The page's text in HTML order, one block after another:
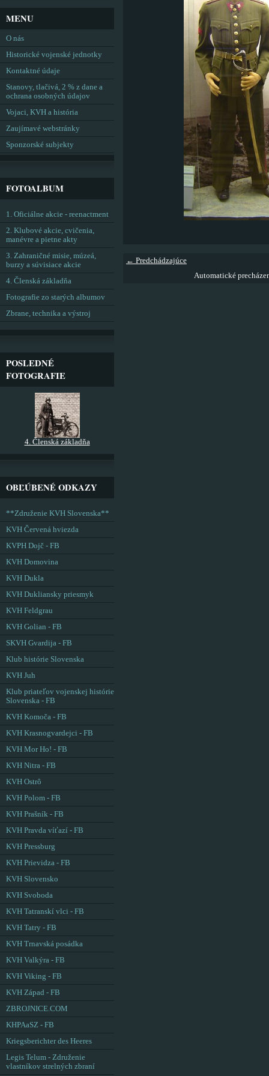
← Predchádzajúce
Automatické
MENU
O nás
Historické vojenské jednotky
Kontaktné údaje
Stanovy, tlačivá, 2 % z dane a
ochrana osobných údajov
Vojaci, KVH a história
Zaujímavé webstránky
Sponzorské subjekty
FOTOALBUM
1. Oficiálne akcie - reenactment
2. Klubové akcie, cvičenia,
manévre a pietne akty
3. Zahraničné misie, múzeá,
burzy a súvisiace akcie
4. Členská základňa
Fotografie zo starých albumov
Zbrane, technika a výstroj
POSLEDNÉ
FOTOGRAFIE
4. Členská základňa
OBĽÚBENÉ ODKAZY
**Združenie KVH Slovenska**
KVH Červená hviezda
KVPH Dojč - FB
KVH Domovina
KVH Dukla
KVH Dukliansky priesmyk
KVH Feldgrau
KVH Golian - FB
SKVH Gvardija - FB
Klub histórie Slovenska
KVH Juh
Klub priateľov vojenskej histórie
Slovenska - FB
KVH Komoča - FB
KVH Krasnogvardejci - FB
KVH Mor Ho! - FB
KVH Nitra - FB
KVH Ostrô
KVH Polom - FB
KVH Prašník - FB
KVH Pravda víťazí - FB
KVH Pressburg
KVH Prievidza - FB
KVH Slovensko
KVH Svoboda
KVH Tatranskí vlci - FB
KVH Tatry - FB
KVH Trnavská posádka
KVH Valkýra - FB
KVH Viking - FB
KVH Západ - FB
ZBROJNICE.COM
KHPAaSZ - FB
Kriegsberichter des Heeres
Legis Telum - Združenie
vlastníkov strelných zbraní